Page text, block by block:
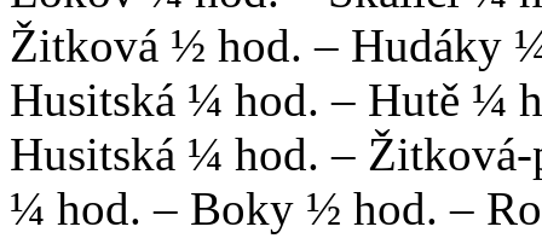
Žitková ½ hod. – Hudáky
Husitská ¼ hod. – Hutě ¼
Husitská ¼ hod. – Žitková-
¼ hod. – Boky ½ hod. –